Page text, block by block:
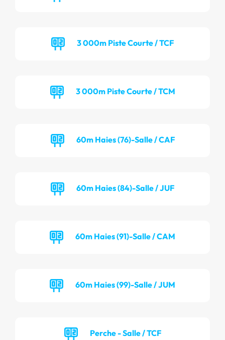
3 000m Piste Courte / TCF
3 000m Piste Courte / TCM
60m Haies (76)-Salle / CAF
60m Haies (84)-Salle / JUF
60m Haies (91)-Salle / CAM
60m Haies (99)-Salle / JUM
Perche - Salle / TCF